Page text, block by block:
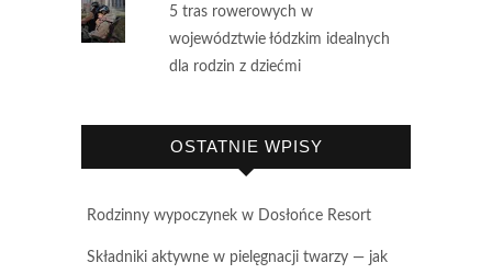
5 tras rowerowych w
województwie łódzkim idealnych
dla rodzin z dziećmi
OSTATNIE WPISY
Rodzinny wypoczynek w Dosłońce Resort
Składniki aktywne w pielęgnacji twarzy — jak